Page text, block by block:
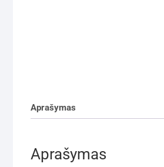
Aprašymas
Aprašymas